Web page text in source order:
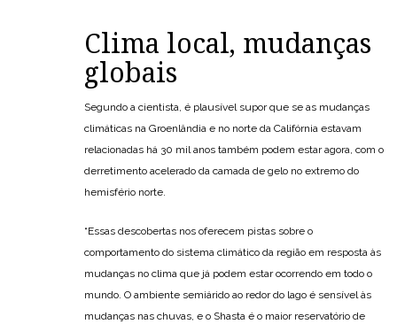
Clima local, mudanças
globais
Segundo a cientista, é plausível supor que se as mudanças
climáticas na Groenlândia e no norte da Califórnia estavam
relacionadas há 30 mil anos também podem estar agora, com o
derretimento acelerado da camada de gelo no extremo do
hemisfério norte.
“Essas descobertas nos oferecem pistas sobre o
comportamento do sistema climático da região em resposta às
mudanças no clima que já podem estar ocorrendo em todo o
mundo. O ambiente semiárido ao redor do lago é sensível às
mudanças nas chuvas, e o Shasta é o maior reservatório de